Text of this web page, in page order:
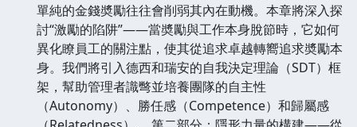
單純的金錢奬勵往往會削弱其內在動機。本章將深入探
討“激勵的陷阱”——當奬勵與工作本身脫節時，它如何
異化瞭員工的關注點，使其從追求卓越轉嚮追求奬勵本
身。我們將引入德西和瑞安的自我決定理論（SDT）框
架，幫助管理者識彆並培養團隊的自主性
（Autonomy）、勝任感（Competence）和歸屬感